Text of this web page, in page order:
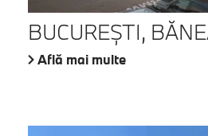
BUCUREŞTI,
Află mai multe